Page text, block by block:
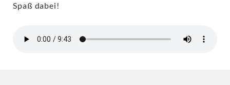
Spaß dabei!